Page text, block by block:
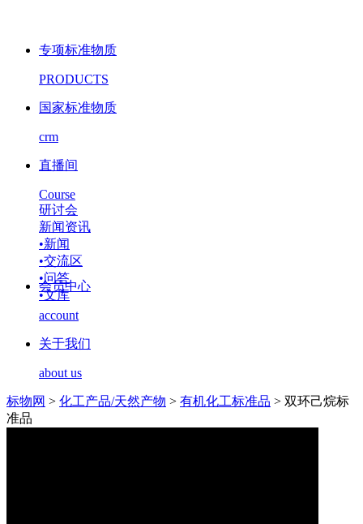
专项标准物质
PRODUCTS
国家标准物质
crm
直播间
Course
研讨会
新闻资讯
•新闻
•交流区
•问答
•文库
会员中心
account
关于我们
about us
标物网 > 化工产品/天然产物 > 有机化工标准品 > 双环己烷标
准品